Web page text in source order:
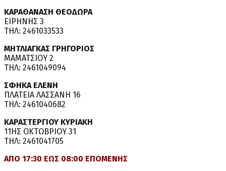
ΚΑΡΑΘΑΝΑΣΗ ΘΕΟΔΩΡΑ
ΕΙΡΗΝΗΣ 3
ΤΗΛ: 2461033533
ΜΗΤΛΙΑΓΚΑΣ ΓΡΗΓΟΡΙΟΣ
ΜΑΜΑΤΣΙΟΥ 2
ΤΗΛ: 2461049094
ΣΦΗΚΑ ΕΛΕΝΗ
ΠΛΑΤΕΙΑ ΛΑΣΣΑΝΗ 16
ΤΗΛ: 2461040682
ΚΑΡΑΣΤΕΡΓΙΟΥ ΚΥΡΙΑΚΗ
11ΗΣ ΟΚΤΩΒΡΙΟΥ 31
ΤΗΛ: 2461041705
ΑΠΟ 17:30 ΕΩΣ 08:00 ΕΠΟΜΕΝΗΣ